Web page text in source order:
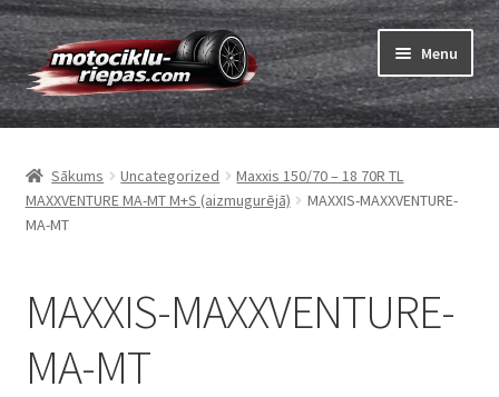
Skip
to
navigation
Skip
to
content
Menu
Riepas
Expand
Kameras
child
Viss par riepām
Expand
child
Tests
Sākums Uncategorized
Maxxis 150/70 – 18 70R TL
MAXXVENTURE MA-MT M+S (aizmugurējā)
MAXXIS-MAXXVENTURE-
MA-MT
MAXXIS-MAXXVENTURE-
MA-MT